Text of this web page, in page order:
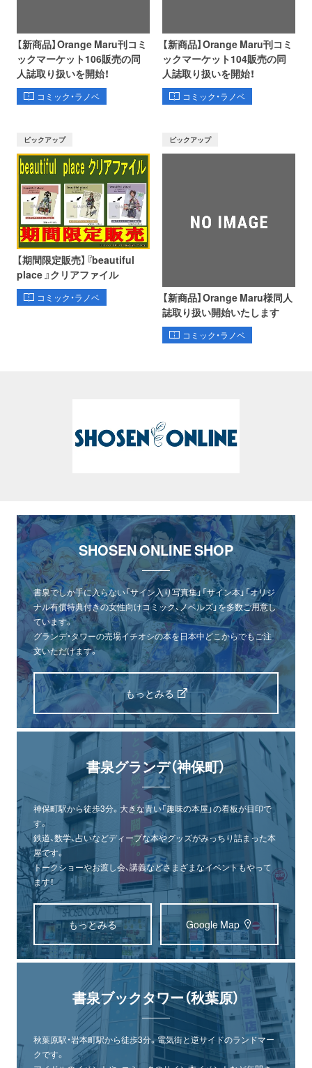
【新商品】Orange Maru刊コミ
ックマーケット106販売の同
人誌取り扱いを開始！
コミック・ラノベ
【新商品】Orange Maru刊コミ
ックマーケット104販売の同
人誌取り扱いを開始！
コミック・ラノベ
ピックアップ
【期間限定販売】『beautiful
place 』クリアファイル
コミック・ラノベ
ピックアップ
【新商品】Orange Maru様同人
誌取り扱い開始いたします
コミック・ラノベ
SHOSEN ONLINE SHOP
書泉でしか手に入らない「サイン入り写真集」「サイン本」「オリジ
ナル有償特典付きの女性向けコミック、ノベルズ」を多数ご用意し
ています。
グランデ・タワーの売場イチオシの本を日本中どこからでもご注
文いただけます。
もっとみる
書泉グランデ（神保町）
神保町駅から徒歩3分。大きな青い「趣味の本屋」の看板が目印で
す。
鉄道、数学、占いなどディープな本やグッズがみっちり詰まった本
屋です。
トークショーやお渡し会、講義などさまざまなイベントもやって
ます！
もっとみる Google Map
書泉ブックタワー（秋葉原）
秋葉原駅・岩本町駅から徒歩3分。電気街と逆サイドのランドマー
クです。